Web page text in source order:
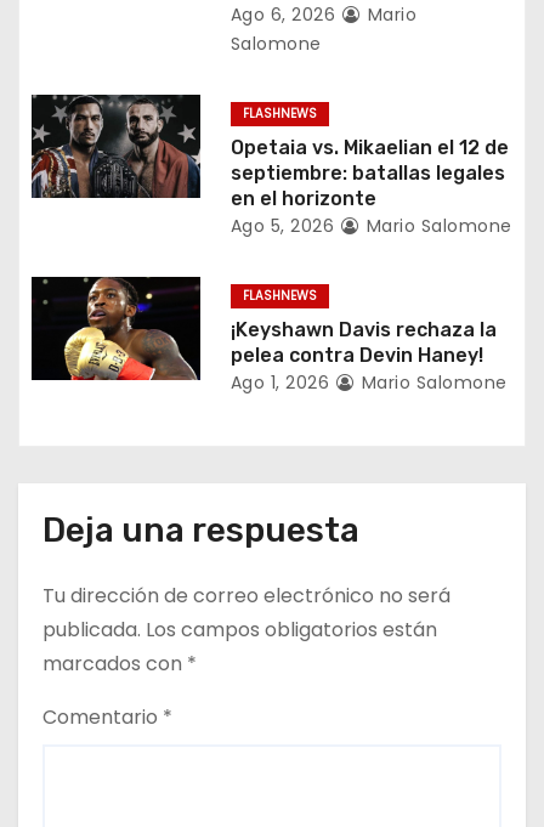
n
t
r
d
Ago 6, 2026
Mario
Salomone
FLASHNEWS
Opetaia vs. Mikaelian el 12 de
septiembre: batallas legales
en el horizonte
Ago 5, 2026 Mario Salomone
FLASHNEWS
¡Keyshawn Davis rechaza la
pelea contra Devin Haney!
Ago 1, 2026 Mario Salomone
Deja una respuesta
Tu dirección de correo electrónico no será
publicada. Los campos obligatorios están
marcados con *
Comentario *